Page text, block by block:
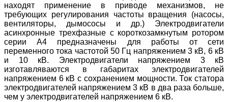
находят применение в приводе механизмов, не
требующих регулирования частоты вращения (насосы,
вентиляторы, дымососы и др.) Электродвигатели
асинхронные трехфазные с короткозамкнутым ротором
серии А4 предназначены для работы от сети
переменного тока частотой 50 Гц напряжением 3 кВ, 6 кВ
и 10 кВ. Электродвигатели напряжением 3 кВ
изготавляваются в габаритах электродвигателей
напряжением 6 кВ с сохранением мощности.Ток статора
электродвигателей напряжением 3 кВ в два раза больше,
чем у электродвигателей напряжением 6 кВ.